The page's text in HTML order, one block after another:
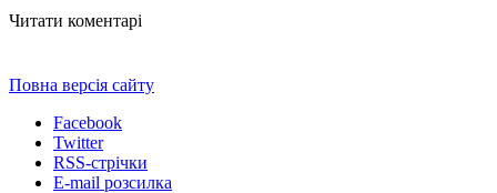
Читати коментарі
Повна версія сайту
Facebook
Twitter
RSS-стрічки
E-mail розсилка